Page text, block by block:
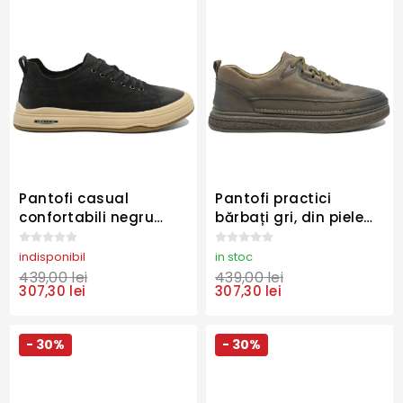
Pantofi casual
confortabili negru
patinat din piele
întoarsă FNX10573
indisponibil
439,00 lei
307,30 lei
Pantofi practici
bărbați gri, din piele
naturală granulată
FNX2802
in stoc
439,00 lei
307,30 lei
- 30% - 30%